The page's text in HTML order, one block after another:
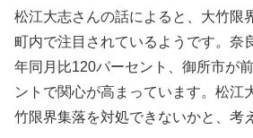
松江大志さんの話によると、大竹限
町内で注目されているようです。奈
年同月比120パーセント、御所市が
ントで関心が高まっています。松江
竹限界集落を対処できないかと、考